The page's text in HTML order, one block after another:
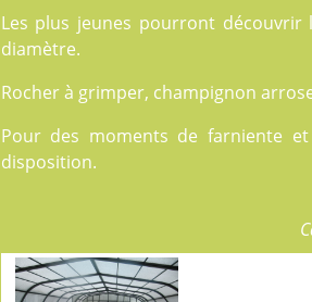
Les plus jeunes pourront
diamètre.
Rocher à grimper, champignon
Pour des moments de farniente
disposition.